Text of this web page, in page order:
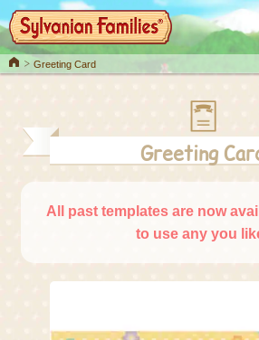
HomeGreeting Card
Greeting
All past templates are now
to use any you